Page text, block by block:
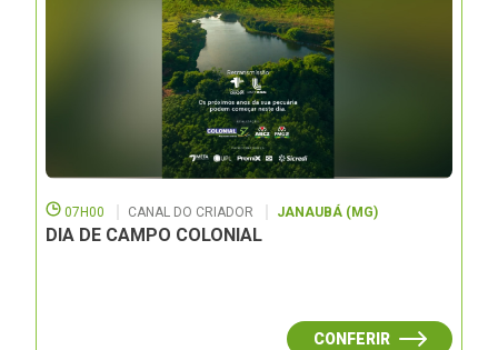
07H00 CANAL DO CRIADOR JANAUBÁ (MG)
DIA DE CAMPO COLONIAL
CONFERIR